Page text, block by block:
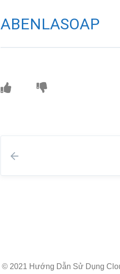
ABENLASOAP
© 2021 Hướng Dẫn Sử Dụng